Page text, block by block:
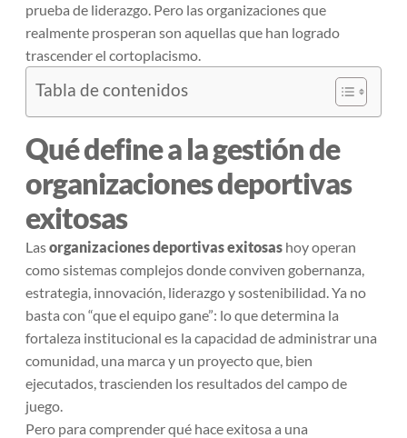
prueba de liderazgo. Pero las organizaciones que
realmente prosperan son aquellas que han logrado
trascender el cortoplacismo.
Tabla de contenidos
Qué define a la gestión de
organizaciones deportivas
exitosas
Lasorganizaciones deportivas exitosas hoy operan
como sistemas complejos donde conviven gobernanza,
estrategia, innovación, liderazgo y sostenibilidad. Ya no
basta con “que el equipo gane”: lo que determina la
fortaleza institucional es la capacidad de administrar una
comunidad, una marca y un proyecto que, bien
ejecutados, trascienden los resultados del campo de
juego.
Pero para comprender qué hace exitosa a una